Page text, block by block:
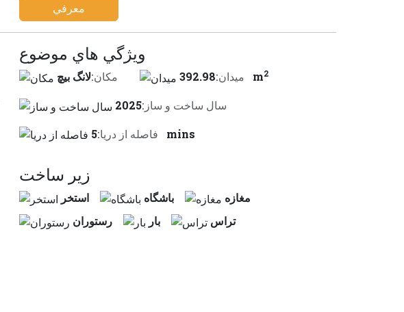
معرفي
ويژگي هاي موضوع
مكان:لانگ بیچ ميدان: 392.98 m2
سال ساخت و ساز:2025
فاصله از دريا:
5 mins
زير ساخت
استخر باشگاه
مغازه
رستوران
بار تراس